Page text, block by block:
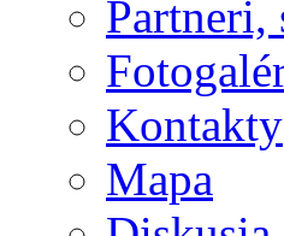
Partneri,
Kontakty
Mapa